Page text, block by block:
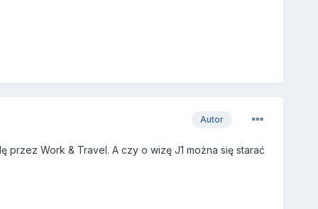
Autor
przez Work & Travel. A czy o wizę J1 można się starać